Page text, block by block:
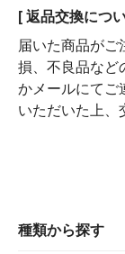
[ 返品交換につ
届いた商品が
損、不良品など
かメールにてご
いただいた上、
種類から探す